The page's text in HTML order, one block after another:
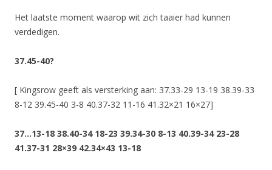
Het laatste moment waarop wit zich taaier had kunnen
verdedigen.
37.45-40?
[ Kingsrow geeft als versterking aan: 37.33-29 13-19 38.39-33
8-12 39.45-40 3-8 40.37-32 11-16 41.32×21 16×27]
37…13-18 38.40-34 18-23 39.34-30 8-13 40.39-34 23-28
41.37-31 28×39 42.34×43 13-18